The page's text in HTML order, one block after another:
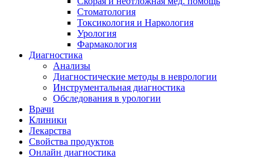
Стоматология
Токсикология и Наркология
Урология
Фармакология
Диагностика
Анализы
Диагностические методы в неврологии
Инструментальная диагностика
Обследования в урологии
Врачи
Клиники
Лекарства
Свойства продуктов
Онлайн диагностика